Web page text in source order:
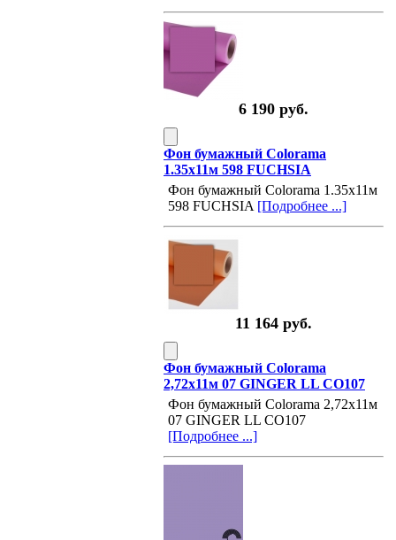
6 190 руб.
Фон бумажный Colorama
1.35х11м 598 FUCHSIA
Фон бумажный Colorama 1.35х11м
598 FUCHSIA [Подробнее ...]
11 164 руб.
Фон бумажный Colorama
2,72х11м 07 GINGER LL CO107
Фон бумажный Colorama 2,72х11м
07 GINGER LL CO107
[Подробнее ...]